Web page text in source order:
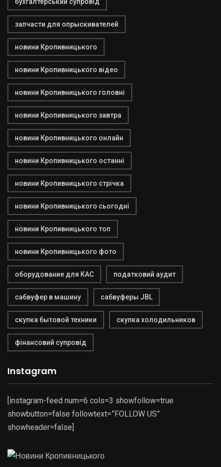
запчасти для опрыскивателей
новини Кропивницького
новини Кропивницького відео
новини Кропивницького головні
новини Кропивницького завтра
новини Кропивницького онлайн
новини Кропивницького останні
новини Кропивницького стрічка
новини Кропивницького сьогодні
новини Кропивницького топ
новини Кропивницького фото
оборудование для КАС податковий аудит
сабвуфер в машину сабвуферы JBL
скупка бытовой техники скупка холодильников
фінансовий супровід
Instagram
[instagram-feed num=6 cols=3 showfollow=true
showbutton=false followtext=”FOLLOW US”
showheader=false]